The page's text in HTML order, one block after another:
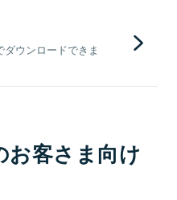
ウンロードできま
お客さま向け